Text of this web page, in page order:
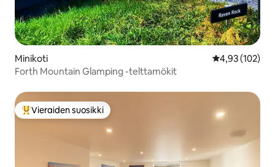
Minikoti
4,93 (102)
Forth Mountain Glamping -telttamökit
Vieraiden suosikkien parhaimmistoa
Vieraiden suosikki